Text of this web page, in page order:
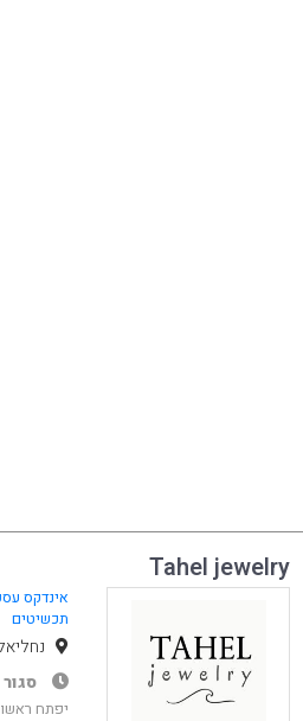
Tahel jewelry
אינדקס
תכשיטים
נחליאלי 250, חגור
יפתח ראשון